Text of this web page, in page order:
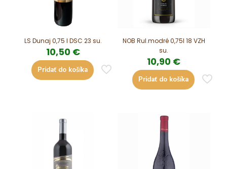
LS Dunaj 0,75 l DSC 23 su.
10,50 €
Pridať do košíka
NOB Rul.modré 0,75l 18 VZH
su.
10,90 €
Pridať do košíka